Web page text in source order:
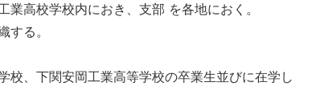
業高校学校内におき、支部 を各地におく。
する。
校、下関安岡工業高等学校の卒業生並びに在学し